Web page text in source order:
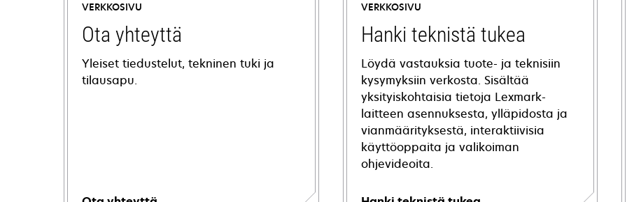
VERKKOSIVU
Ota yhteyttä
Yleiset tiedustelut, tekninen tuki ja
tilausapu.
VERKKOSIVU
Hanki teknistä tukea
Löydä vastauksia tuote- ja teknisiin
kysymyksiin verkosta. Sisältää
yksityiskohtaisia tietoja Lexmark-
laitteen asennuksesta, ylläpidosta ja
vianmäärityksestä, interaktiivisia
käyttöoppaita ja valikoiman
ohjevideoita.